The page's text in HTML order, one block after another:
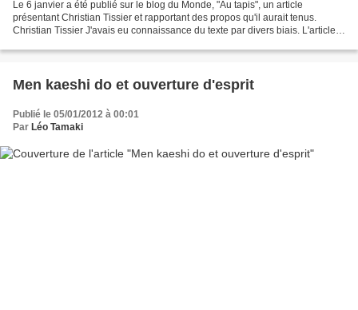
Le 6 janvier a été publié sur le blog du Monde, "Au tapis", un article
présentant Christian Tissier et rapportant des propos qu'il aurait tenus.
Christian Tissier J'avais eu connaissance du texte par divers biais. L'article
Men kaeshi do et ouverture d'esprit
Publié le 05/01/2012 à 00:01
Par Léo Tamaki